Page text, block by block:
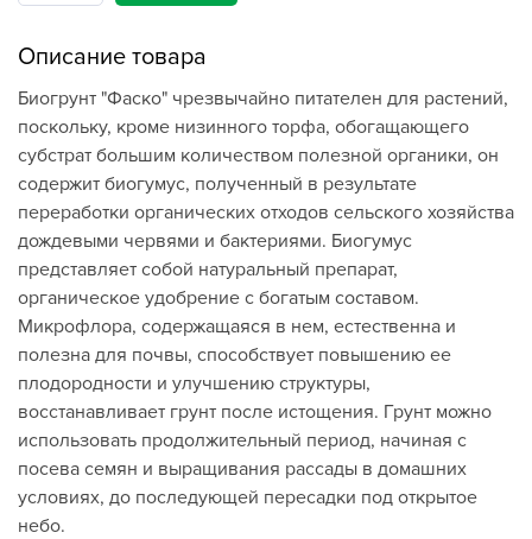
Описание товара
Биогрунт "Фаско" чрезвычайно питателен для растений,
поскольку, кроме низинного торфа, обогащающего
субстрат большим количеством полезной органики, он
содержит биогумус, полученный в результате
переработки органических отходов сельского хозяйства
дождевыми червями и бактериями. Биогумус
представляет собой натуральный препарат,
органическое удобрение с богатым составом.
Микрофлора, содержащаяся в нем, естественна и
полезна для почвы, способствует повышению ее
плодородности и улучшению структуры,
восстанавливает грунт после истощения. Грунт можно
использовать продолжительный период, начиная с
посева семян и выращивания рассады в домашних
условиях, до последующей пересадки под открытое
небо.